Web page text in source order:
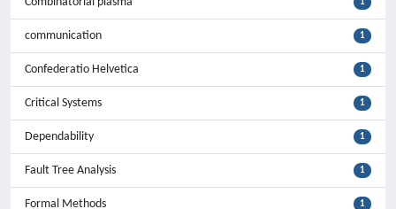
communication 1
Confederatio Helvetica 1
Critical Systems 1
Dependability 1
Fault Tree Analysis 1
Formal Methods 1